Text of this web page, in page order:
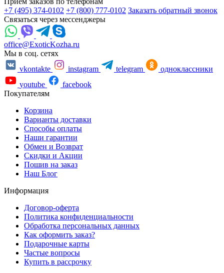
+7 (495) 374-0102 +7 (800) 777-0102 Заказать обратный звонок
Связаться через мессенджеры
office@ExoticKozha.ru
Мы в соц. сетях
vkontakte
instagram telegram
одноклассники
youtube
facebook
Покупателям
Корзина
Варианты доставки
Способы оплаты
Наши гарантии
Обмен и Возврат
Скидки и Акции
Пошив на заказ
Наш Блог
Информация
Договор-оферта
Политика конфиденциальности
Обработка персональных данных
Как оформить заказ?
Подарочные карты
Частые вопросы
Купить в рассрочку